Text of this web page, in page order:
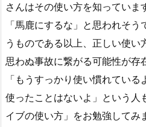
さんはその使い方を知っていま
「馬鹿にするな」と思われそ
うものである以上、正しい使
思わぬ事故に繋がる可能性が存
「もうすっかり使い慣れてい
使ったことはないよ」という人
イブの使い方」をお勉強してみ